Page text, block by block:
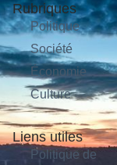
Rubriques
Politique
Société
Économie
Culture
Liens utiles
Politique de